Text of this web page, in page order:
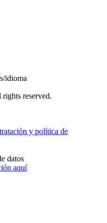
idioma
reserved.
y política de
datos
aquí